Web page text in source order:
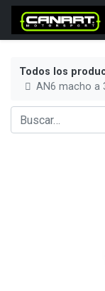
Todos los
AN6 macho a